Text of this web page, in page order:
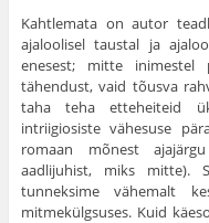
Kahtlemata on autor
ajaloolisel taustal ja
enesest; mitte inimestel
tähendust, vaid tõusva
taha teha etteheiteid
intriigiosiste vähesuse
romaan mõnest
aadlijuhist, miks mitte).
tunneksime vähemalt
mitmekülgsuses. Kuid